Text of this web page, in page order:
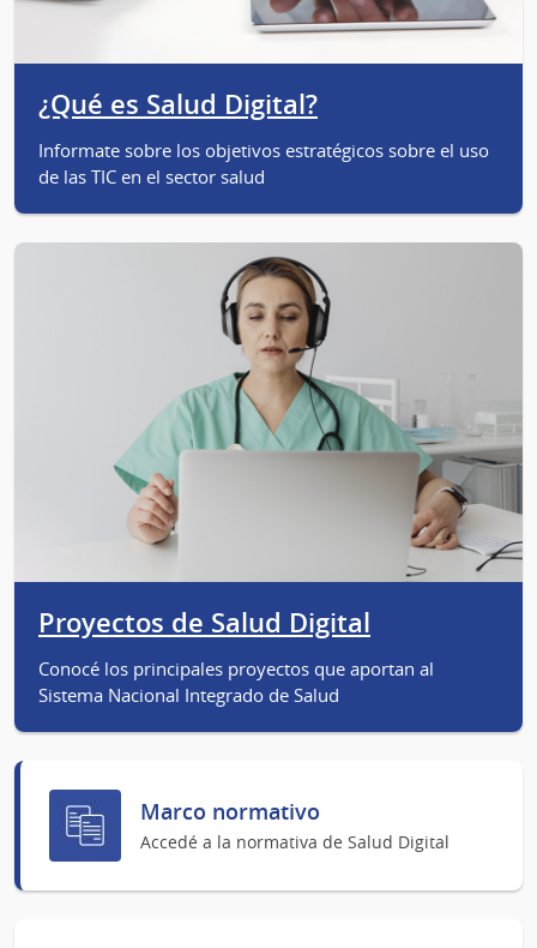
¿Qué es Salud Digital?
Informate sobre los objetivos estratégicos sobre el uso
de las TIC en el sector salud
Proyectos de Salud Digital
Conocé los principales proyectos que aportan al
Sistema Nacional Integrado de Salud
Marco normativo
Accedé a la normativa de Salud Digital